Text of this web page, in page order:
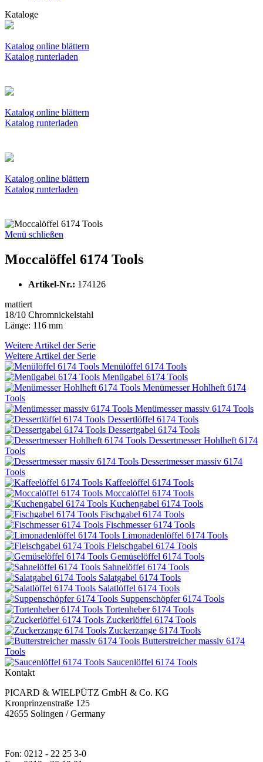
Kataloge
Katalog online blättern
Katalog runterladen
Katalog online blättern
Katalog runterladen
Katalog online blättern
Katalog runterladen
Menü schließen
Moccalöffel 6174 Tools
Artikel-Nr.: 174126
mattiert
18/10 Chromnickelstahl
Länge: 116 mm
Weitere Artikel der Serie
Weitere Artikel der Serie
Menülöffel 6174 Tools
Menügabel 6174 Tools
Menümesser Hohlheft 6174
Tools
Menümesser massiv 6174 Tools
Dessertlöffel 6174 Tools
Dessertgabel 6174 Tools
Dessertmesser Hohlheft 6174
Tools
Dessertmesser massiv 6174
Tools
Kaffeelöffel 6174 Tools
Moccalöffel 6174 Tools
Kuchengabel 6174 Tools
Fischgabel 6174 Tools
Fischmesser 6174 Tools
Limonadenlöffel 6174 Tools
Fleischgabel 6174 Tools
Gemüselöffel 6174 Tools
Sahnelöffel 6174 Tools
Salatgabel 6174 Tools
Salatlöffel 6174 Tools
Suppenschöpfer 6174 Tools
Tortenheber 6174 Tools
Zuckerlöffel 6174 Tools
Zuckerzange 6174 Tools
Butterstreicher massiv 6174
Tools
Saucenlöffel 6174 Tools
Kontakt
PICARD & WIELPÜTZ GmbH & Co. KG
Kronprinzenstraße 125
42655 Solingen / Germany
Fon: 0212 - 22 25 3-0